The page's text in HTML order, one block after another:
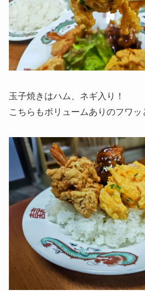
玉子焼きはハム、ネギ入り！
こちらもボリュームありのフワッ